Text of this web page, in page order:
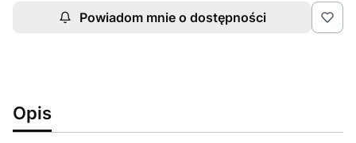
Powiadom mnie o dostępności
Opis